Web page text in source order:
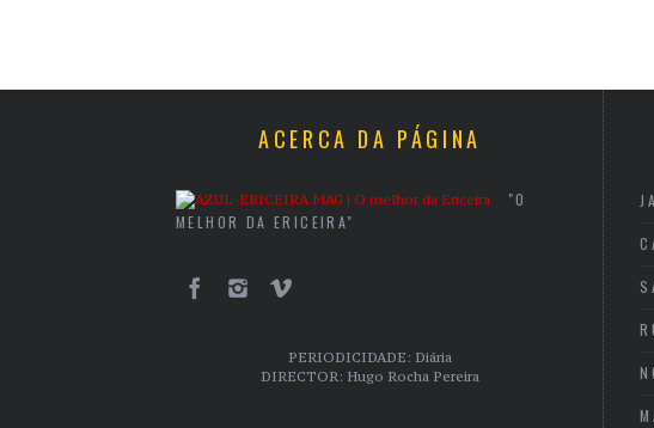
ACERCA DA PÁGINA
"O
MELHOR DA ERICEIRA"
PERIODICIDADE: Diária
DIRECTOR: Hugo Rocha Pereira